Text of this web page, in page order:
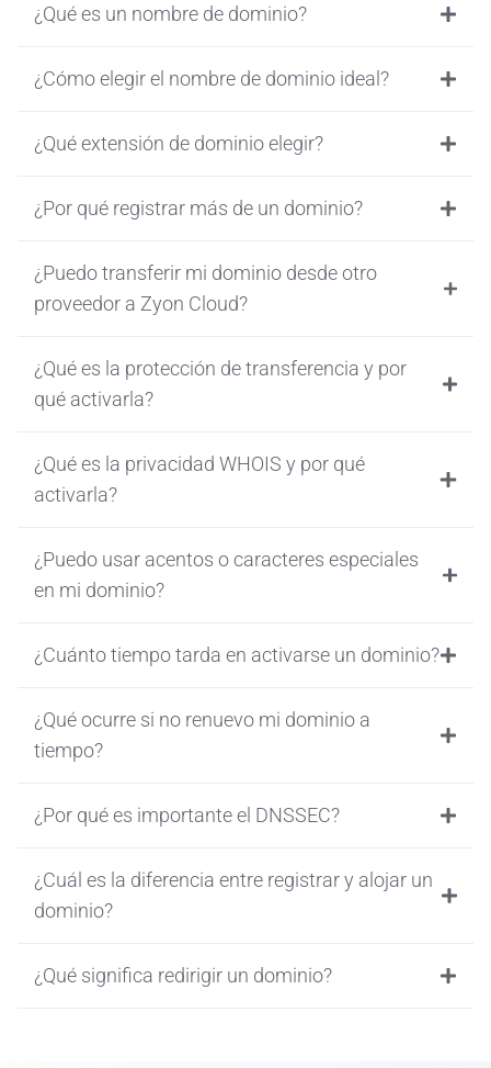
¿Qué es un nombre de dominio?
¿Cómo elegir el nombre de dominio ideal?
¿Qué extensión de dominio elegir?
¿Por qué registrar más de un dominio?
¿Puedo transferir mi dominio desde otro
proveedor a Zyon Cloud?
¿Qué es la protección de transferencia y por
qué activarla?
¿Qué es la privacidad WHOIS y por qué
activarla?
¿Puedo usar acentos o caracteres especiales
en mi dominio?
¿Cuánto tiempo tarda en activarse un dominio?
¿Qué ocurre si no renuevo mi dominio a
tiempo?
¿Por qué es importante el DNSSEC?
¿Cuál es la diferencia entre registrar y alojar un
dominio?
¿Qué significa redirigir un dominio?